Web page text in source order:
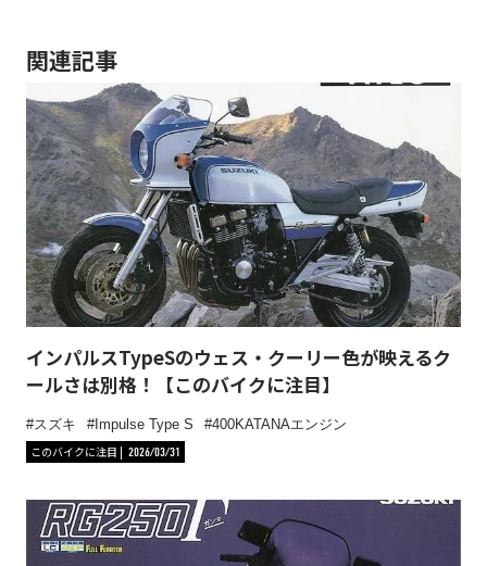
関連記事
インパルスTypeSのウェス・クーリー色が映えるク
ールさは別格！【このバイクに注目】
スズキ Impulse Type S
400KATANAエンジン
このバイクに注目
2026/03/31